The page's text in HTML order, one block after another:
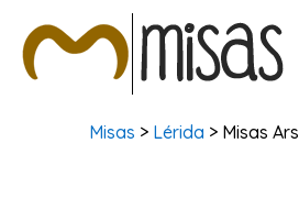
Misas > Lérida > Misas Ars